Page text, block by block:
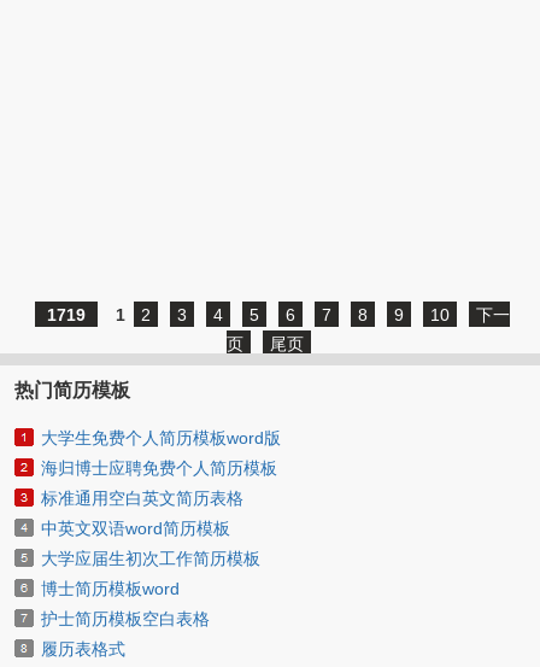
1719 1 2 3 4 5 6 7 8 9 10
下一
页
尾页
热门简历模板
大学生免费个人简历模板word版
海归博士应聘免费个人简历模板
标准通用空白英文简历表格
中英文双语word简历模板
大学应届生初次工作简历模板
博士简历模板word
护士简历模板空白表格
履历表格式